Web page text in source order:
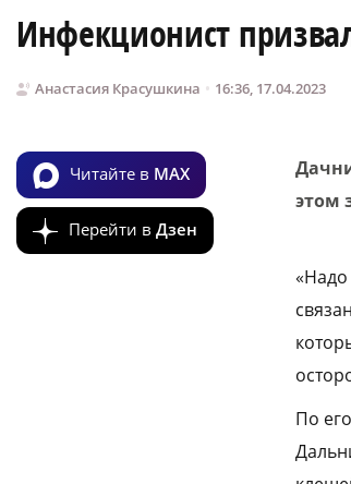
Инфекционист
Анастасия Красушкина 16:36, 17.04.2023
Читайте в MAX
Перейти в Дзен
этом
«Надо
По